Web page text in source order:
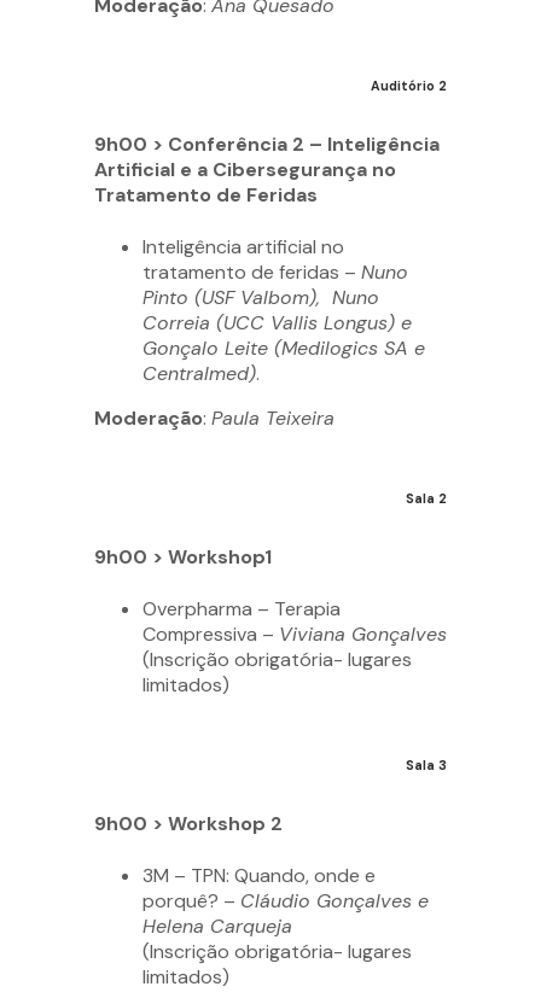
Moderação: Ana Quesado
Auditório 2
9h00 > Conferência 2 – Inteligência
Artificial e a Cibersegurança no
Tratamento de Feridas
Inteligência artificial no
tratamento de feridas – Nuno
Pinto (USF Valbom), Nuno
Correia (UCC Vallis Longus) e
Gonçalo Leite (Medilogics SA e
Centralmed).
Moderação: Paula Teixeira
Sala 2
9h00 > Workshop1
Overpharma – Terapia
Compressiva – Viviana Gonçalves
(Inscrição obrigatória- lugares
limitados)
Sala 3
9h00 > Workshop 2
3M – TPN: Quando, onde e
porquê? – Cláudio Gonçalves e
Helena Carqueja
(Inscrição obrigatória- lugares
limitados)